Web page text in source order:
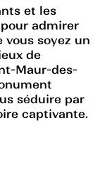
et les
admirer
soyez un
de
Maur-des-
séduire par
captivante.